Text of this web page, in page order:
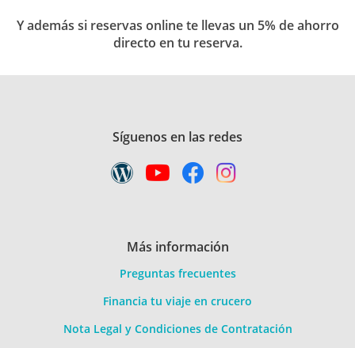
Y además si reservas online te llevas un 5% de ahorro
directo en tu reserva.
Síguenos en las redes
Más información
Preguntas frecuentes
Financia tu viaje en crucero
Nota Legal y Condiciones de Contratación